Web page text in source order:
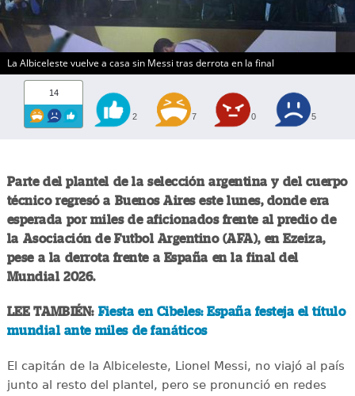
La Albiceleste vuelve a casa sin Messi tras derrota en la final
14
2 7 0 5
Parte del plantel de la selección argentina y del cuerpo
técnico regresó a Buenos Aires este lunes, donde era
esperada por miles de aficionados frente al predio de
la Asociación de Futbol Argentino (AFA), en Ezeiza,
pese a la derrota frente a España en la final del
Mundial 2026.
LEE TAMBIÉN: Fiesta en Cibeles: España festeja el título
mundial ante miles de fanáticos
El capitán de la Albiceleste, Lionel Messi, no viajó al país
junto al resto del plantel, pero se pronunció en redes